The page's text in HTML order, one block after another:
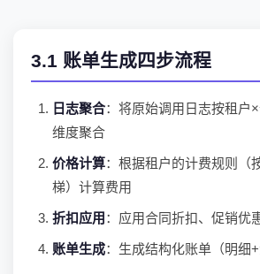
3.1 账单生成四步流程
日志聚合：将原始调用日志按租户
维度聚合
价格计算：根据租户的计费规则（
梯）计算费用
折扣应用 ：应用合同折扣、促销优
账单生成：生成结构化账单（明细